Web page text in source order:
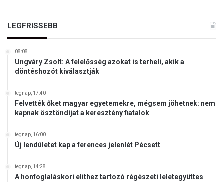
LEGFRISSEBB
08:08
Ungváry Zsolt: A felelősség azokat is terheli, akik a
döntéshozót kiválasztják
tegnap, 17:40
Felvették őket magyar egyetemekre, mégsem jöhetnek: nem
kapnak ösztöndíjat a keresztény fiatalok
tegnap, 16:00
Új lendületet kap a ferences jelenlét Pécsett
tegnap, 14:28
A honfoglaláskori elithez tartozó régészeti leletegyüttes